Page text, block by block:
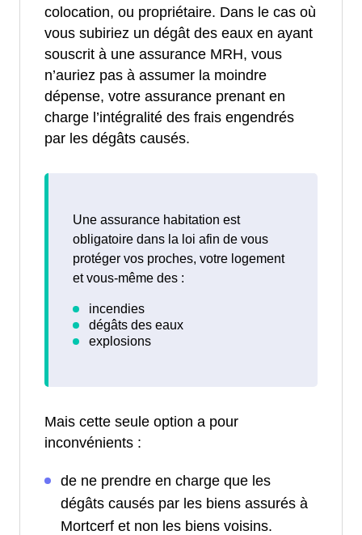
colocation, ou propriétaire. Dans le cas où
vous subiriez un dégât des eaux en ayant
souscrit à une assurance MRH, vous
n’auriez pas à assumer la moindre
dépense, votre assurance prenant en
charge l’intégralité des frais engendrés
par les dégâts causés.
Une assurance habitation est
obligatoire dans la loi afin de vous
protéger vos proches, votre logement
et vous-même des :
Mais cette seule option a pour
inconvénients :
de ne prendre en charge que les
dégâts causés par les biens assurés à
Mortcerf et non les biens voisins.